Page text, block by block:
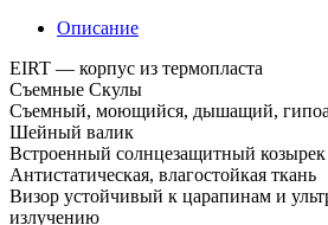
Описание
EIRT — корпус из термопласта
Съемные Скулы
Съемный, моющийся, дышащий,
Шейный валик
Встроенный солнцезащитный козырек
Антистатическая, влагостойкая ткань
Визор устойчивый к царапинам и
излучению